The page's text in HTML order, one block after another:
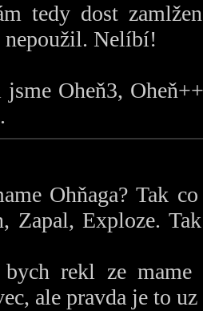
tedy dost
nepoužil. Nelíbí!
Oheň3,
Ohňaga? Tak
Zapal, Exploze.
rekl ze mame
ale pravda je to